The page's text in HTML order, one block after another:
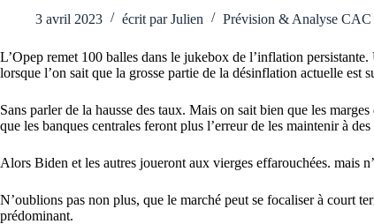
3 avril 2023 écrit par Julien Prévision & Analyse CAC
L’Opep remet 100 balles dans le jukebox de l’inflation
lorsque l’on sait que la grosse partie de la désinflation actuelle est
Sans parler de la hausse des taux. Mais on sait bien que les
que les banques centrales feront plus l’erreur de les maintenir à
Alors Biden et les autres joueront aux vierges effarouchées. mais
N’oublions pas non plus, que le marché peut se focaliser à court
prédominant.